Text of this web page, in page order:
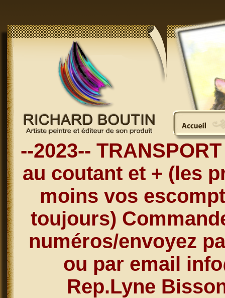
--2023--
au coutant et + (les
moins vos
toujours)
numéros/envoyez
ou par email
Rep.Lyne